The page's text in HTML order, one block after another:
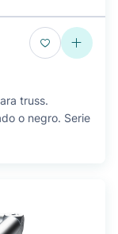
truss.
o negro. Serie